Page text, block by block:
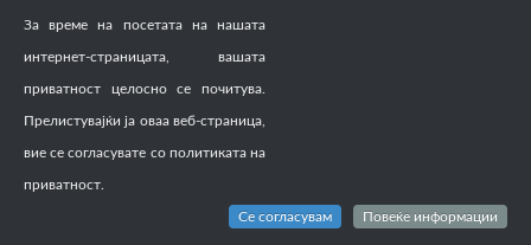
За време на посетата на нашата
интернет-страницата, вашата
приватност целосно се почитува.
Прелистувајќи ја оваа веб-страница,
вие се согласувате со политиката на
приватност.
Се согласувам Повеќе информации